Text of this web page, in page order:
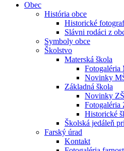
Obec
História obce
Historické
Slávni rodáci z
Symboly obce
Školstvo
Materská škola
Fotogaléria
Novinky
Základná škola
Novinky ZŠ
Fotogaléria
Historické
Školská jedáleň
Farský úrad
Kontakt